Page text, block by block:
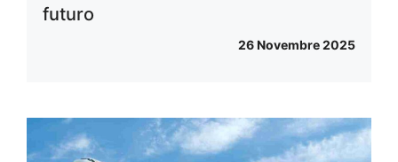
futuro
26 Novembre 2025